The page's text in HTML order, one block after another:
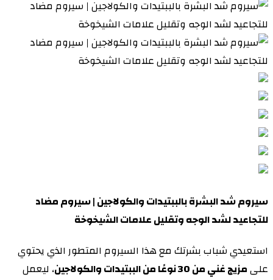
سيروم شد البشرة بالببتيدات والكولاجين | سيروم مضاد
للتجاعيد لشد الوجه وتقليل علامات الشيخوخة
استعيدي شباب بشرتك مع هذا السيروم المتطور الذي يحتوي
علىمزيج غني من 30 نوعًا من الببتيدات والكولاجين
، ليعمل